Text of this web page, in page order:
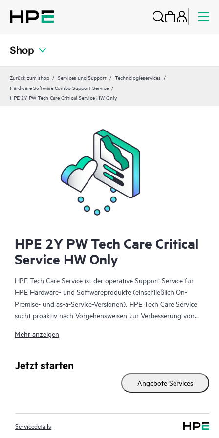
Shop
Zurück zum shop Services und Support
Technologieservices
Hardware Software Combo Support Service
HPE 2Y PW Tech Care Critical Service HW Only
HPE 2Y PW Tech Care Critical
Service HW Only
HPE Tech Care Service ist der operative Support-Service für
HPE Hardware- und Softwareprodukte (einschließlich On-
Premise- und as-a-Service-Versionen). HPE Tech Care Service
sucht proaktiv nach Vorgehensweisen zur Verbesserung von
Teams dadurch, das Unternehmen voranzubringen.
HPE Tech Care Service ermöglicht darüber hinaus direkten
Zugang zu produktspezifischen Experten und unterstützt
Kunden durch allgemeine technische Beratung und
Support erhalten. Dabei handelt es sich um telefonischen
Mehr anzeigen
Jetzt starten
Angebote Services
Servicedetails